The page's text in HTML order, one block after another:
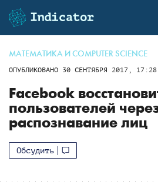
МАТЕМАТИКА И COMPUTER SCIENCE
ОПУБЛИКОВАНО 30 СЕНТЯБРЯ 2017, 17:28
Facebook
пользователей
распознавание лиц
Обсудить